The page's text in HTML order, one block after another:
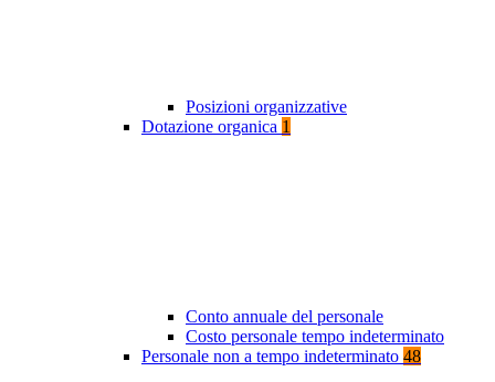
Posizioni organizzative
Dotazione organica 1
Conto annuale del personale
Costo personale tempo indeterminato
Personale non a tempo indeterminato 48